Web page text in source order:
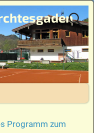
Programm zum